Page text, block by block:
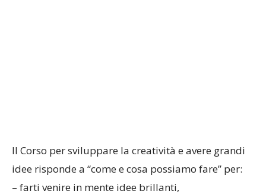
Il Corso per sviluppare la creatività e avere grandi
idee risponde a “come e cosa possiamo fare” per:
– farti venire in mente idee brillanti,